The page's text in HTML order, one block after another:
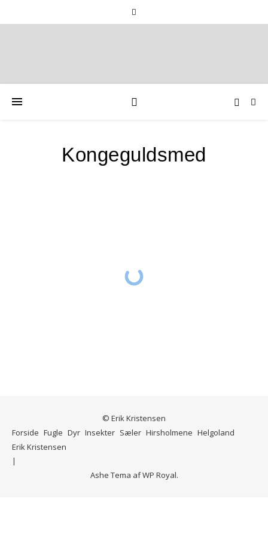
Kongeguldsmed
© Erik Kristensen
Forside Fugle Dyr Insekter Sæler Hirsholmene Helgoland
Erik Kristensen
Ashe Tema afWP Royal.